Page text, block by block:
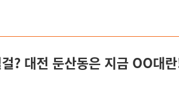
? 대전 둔산동은 지금 OO대